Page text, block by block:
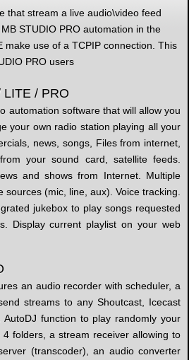
that stream a live audio\video feed
STUDIO PRO automation in the
make use of a TCPIP connection. This
PRO users
LITE / PRO
automation software that will allow you
your own radio station playing all your
news, songs, Files from internet,
your sound card, satellite feeds.
and shows from Internet. Multiple
(mic, line, aux). Voice tracking.
jukebox to play songs requested
Display current playlist on your web
an audio recorder with scheduler, a
streams to any Shoutcast, Icecast
AutoDJ function to play randomly your
folders, a stream receiver allowing to
(transcoder), an audio converter